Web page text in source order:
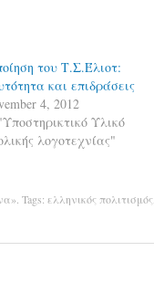
του Τ.Σ.Έλιοτ:
και επιδράσεις
4, 2012
Υλικό
λογοτεχνίας"
. Tags: ελληνικός πολιτισμός